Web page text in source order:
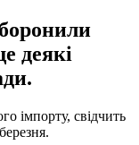
деякі
імпорту, свідчить